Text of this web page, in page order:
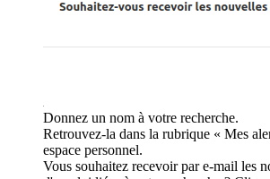
Donnez un nom à votre recherche.
Retrouvez-la dans la rubrique « Mes
espace personnel.
Vous souhaitez recevoir par e-mail les